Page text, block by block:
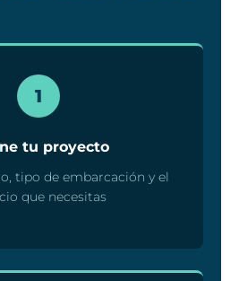
1
tu proyecto
tipo de embarcación y el
que necesitas